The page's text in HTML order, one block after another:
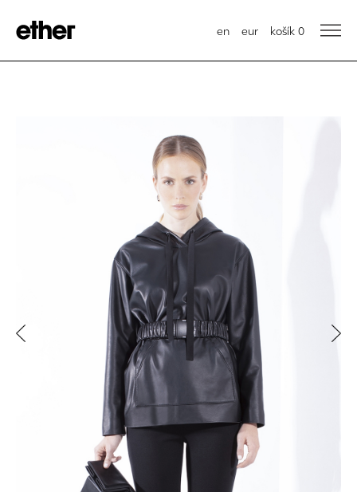
en eur košík 0
Previous